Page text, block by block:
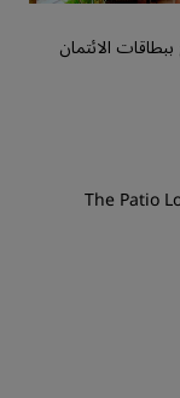
الائتمان
The Patio